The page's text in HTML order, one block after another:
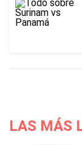
LAS MÁS